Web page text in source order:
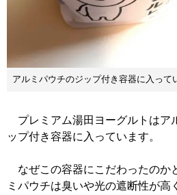
アルミパウチのジップ付き容器に入って
プレミアム湯田ヨーグルトはア
ップ付き容器に入っています。
なぜこの容器にこだわったのか
ミパウチは臭いや光の遮断性が高